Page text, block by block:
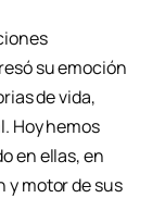
su emoción
de vida,
Hoy hemos
en ellas, en
y motor de sus